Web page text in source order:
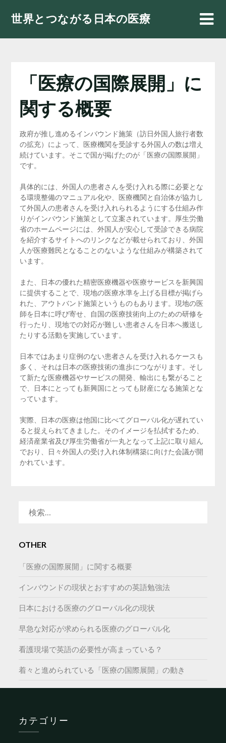
世界とつながる日本の医療
「医療の国際展開」に
関する概要
政府が推し進めるインバウンド施策（訪日外国人旅行者数
の拡充）によって、医療機関を受診する外国人の数は増え
続けています。そこで国が掲げたのが「医療の国際展開」
です。
具体的には、外国人の患者さんを受け入れる際に必要とな
る環境整備のマニュアル化や、医療機関と自治体が協力し
て外国人の患者さんを受け入れられるようにする仕組み作
りがインバウンド施策として立案されています。厚生労働
省のホームページには、外国人が安心して受診できる病院
を紹介するサイトへのリンクなどが載せられており、外国
人が医療難民となることのないような仕組みが構築されて
います。
また、日本の優れた精密医療機器や医療サービスを新興国
に提供することで、現地の医療水準を上げる目標が掲げら
れた、アウトバンド施策というものもあります。現地の医
師を日本に呼び寄せ、自国の医療技術向上のための研修を
行ったり、現地での対応が難しい患者さんを日本へ搬送し
たりする活動を実施しています。
日本ではあまり症例のない患者さんを受け入れるケースも
多く、それは日本の医療技術の進歩につながります。そし
て新たな医療機器やサービスの開発、輸出にも繋がること
で、日本にとっても新興国にとっても財産になる施策とな
っています。
実際、日本の医療は他国に比べてグローバル化が遅れてい
ると捉えられてきました。そのイメージを払拭するため、
経済産業省及び厚生労働省が一丸となって上記に取り組ん
でおり、日々外国人の受け入れ体制構築に向けた会議が開
かれています。
OTHER
「医療の国際展開」に関する概要
インバウンドの現状とおすすめの英語勉強法
日本における医療のグローバル化の現状
早急な対応が求められる医療のグローバル化
看護現場で英語の必要性が高まっている？
着々と進められている「医療の国際展開」の動き
カテゴリー